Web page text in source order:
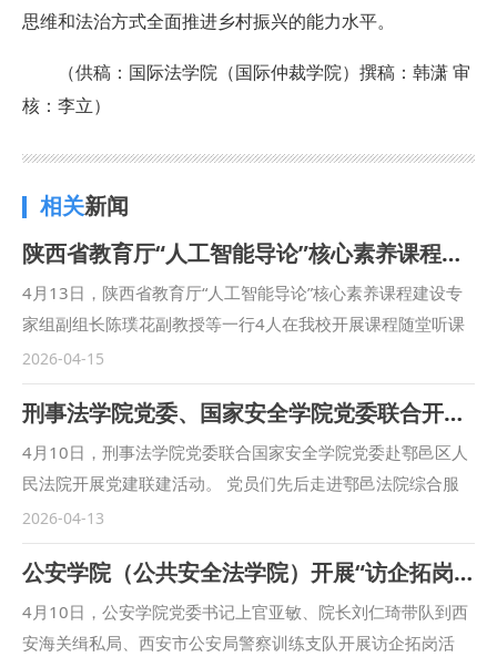
思维和法治方式全面推进乡村振兴的能力水平。
（供稿：国际法学院（国际仲裁学院）撰稿：韩潇 审
核：李立）
相关新闻
陕西省教育厅“人工智能导论”核心素养课程专家组在我校开展听课指导
4月13日，陕西省教育厅“人工智能导论”核心素养课程建设专
家组副组长陈璞花副教授等一行4人在我校开展课程随堂听课
与现场指导，副校长孙昊亮、教务处和高等教育研究所（教学
质量监测与评价中心）负责人及“人工智能导论”课程团队成员
全程参与。 听课过程中，专家组分赴课堂一线，观摩课程教
学全过程，重点关注课程目标落实、核心素养融入、教学方法
创新及学生参与状态，细致记录教学亮点与优化方向。课后，
专家组与我校教学团队进行了深入交流，肯定了我校“人工智
能导论”课程的建设成效，认为课程精准对接核心素养培育要
求，特色鲜明、贴合需求，实现了人工智能与法学专业交叉融
合，同时就课程内容优化、教学细节完善等方面提出具体可操
作的指导意见。 孙昊亮对专家组指导表示感谢，他指出，核
2026-04-15
刑事法学院党委、国家安全学院党委联合开展党建联建活动
4月10日，刑事法学院党委联合国家安全学院党委赴鄠邑区人
民法院开展党建联建活动。 党员们先后走进鄠邑法院综合服
务中心、家事文化长廊等功能区域，实地参观了一站式诉讼服
务、家事纠纷化解等相关工作开展情况，详细询问司法便民利
民举措落实细节，了解鄠邑法院立足基层、深耕为民的实践探
索。 研讨沙龙环节，师生们结合法学理论，围绕案件事实认
定、证据规则适用、司法责任担当、树立和践行正确政绩观等
2026-04-13
公安学院（公共安全法学院）开展“访企拓岗”活动
4月10日，公安学院党委书记上官亚敏、院长刘仁琦带队到西
安海关缉私局、西安市公安局警察训练支队开展访企拓岗活